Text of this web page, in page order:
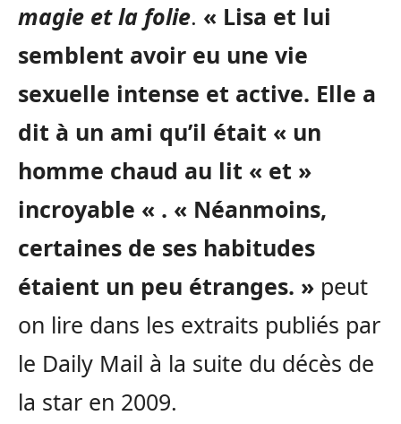
magie et la folie. « Lisa et lui
semblent avoir eu une vie
sexuelle intense et active. Elle a
dit à un ami qu’il était « un
homme chaud au lit « et »
incroyable « . « Néanmoins,
certaines de ses habitudes
étaient un peu étranges. » peut
on lire dans les extraits publiés par
le Daily Mail à la suite du décès de
la star en 2009.